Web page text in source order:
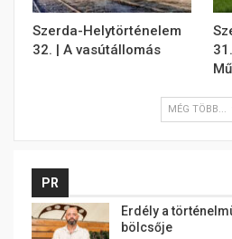
Szerda-Helytörténelem
32. | A vasútállomás
MÉG TÖBB...
PR
Erdély a
bölcsője